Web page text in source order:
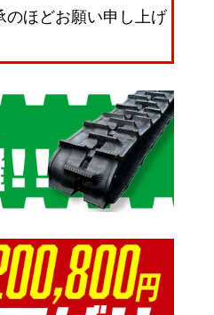
のほどお願い申し上げ